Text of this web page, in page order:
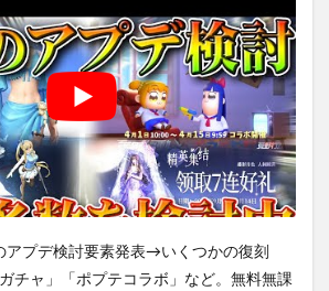
アプデ検討要素発表→いくつかの復刻
チャ」「ポプテコラボ」など。無料無課